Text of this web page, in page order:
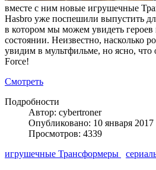
вместе с ним новые игрушечные
Hasbro уже поспешили выпустить
в котором мы можем увидеть героев
состоянии. Неизвестно, насколько
увидим в мультфильме, но ясно, что
Force!
Смотреть
Подробности
Автор: cybertroner
Опубликовано: 10 января 2017
Просмотров: 4339
игрушечные Трансформеры